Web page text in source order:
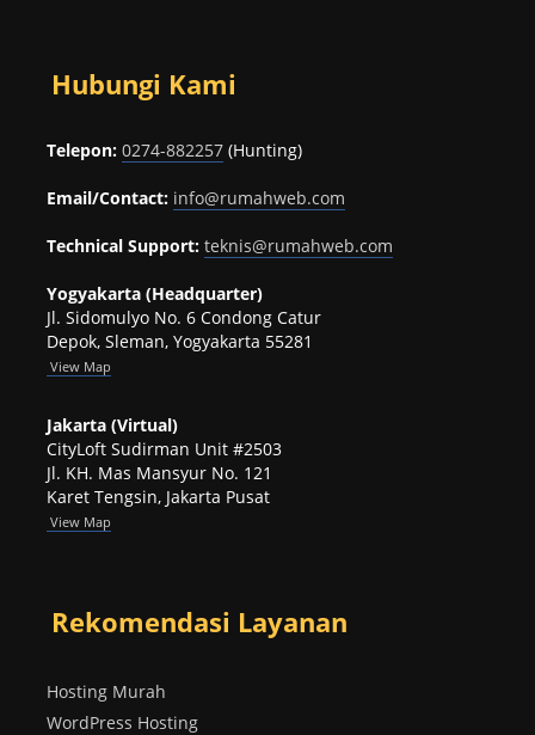
Hubungi Kami
Telepon: 0274-882257 (Hunting)
Email/Contact: info@rumahweb.com
Technical Support: teknis@rumahweb.com
Yogyakarta (Headquarter)
Jl. Sidomulyo No. 6 Condong Catur
Depok, Sleman, Yogyakarta 55281
View Map
Jakarta (Virtual)
CityLoft Sudirman Unit #2503
Jl. KH. Mas Mansyur No. 121
Karet Tengsin, Jakarta Pusat
View Map
Rekomendasi Layanan
Hosting Murah
WordPress Hosting